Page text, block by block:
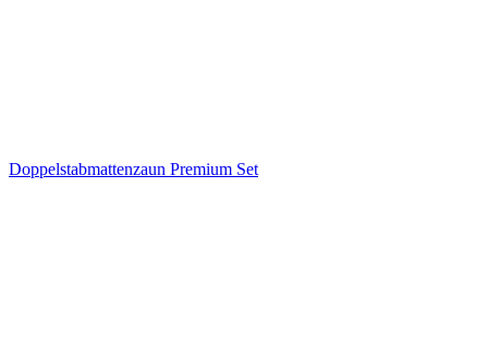
Doppelstabmattenzaun Premium Set